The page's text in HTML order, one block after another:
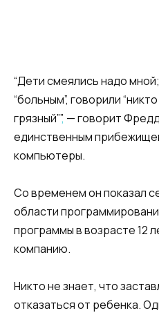
“Дети смеялись надо
“больным”, говорили
грязный””, — говорит
единственным
компьютеры.
Со временем он показал
области
программы в возрасте 12
компанию.
Никто не знает, что
отказаться от ребенка.